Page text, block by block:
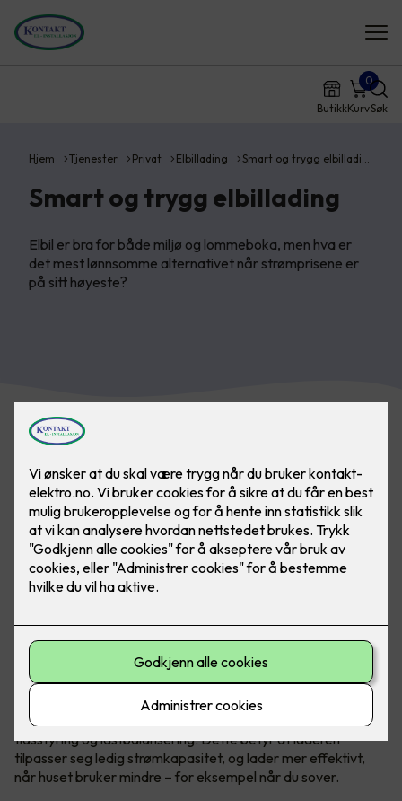
ButikkKurv
0
Søk
Hjem Tjenester Privat Elbillading Smart og trygg elbilladi…
Smart og trygg elbillading
Elbil er bra for både miljø og lommeboka, men hva er
det mest lønnsomme alternativet når strømprisene er
på sitt høyeste?
Flere og flere produsenter går mot smarte elbilladere, som
lader både raskere og mer effektivt. De smarte laderne er
koblet opp mot nett og gir blant annet raskere lading,
tidsstyring og lastbalansering. Dette betyr at laderen
tilpasser seg ledig strømkapasitet, og lader mer effektivt,
når huset bruker mindre – for eksempel når du sover.